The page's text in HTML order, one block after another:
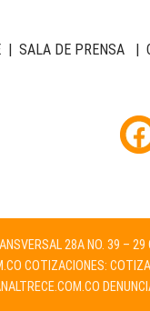
| SALA DE PRENSA |
28A NO. 39 –
COTIZACIONES: